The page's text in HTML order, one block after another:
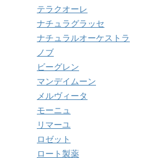
テラクオーレ
ナチュラグラッセ
ナチュラルオーケストラ
ノブ
ビーグレン
マンデイムーン
メルヴィータ
モーニュ
リマーユ
ロゼット
ロート製薬